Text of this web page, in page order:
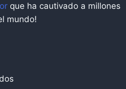
que ha cautivado a millones
mundo!